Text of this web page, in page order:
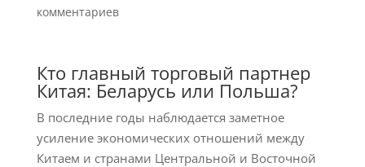
комментариев
Кто главный торговый партнер
Китая: Беларусь или Польша?
В последние годы наблюдается заметное
усиление экономических отношений между
Китаем и странами Центральной и Восточной